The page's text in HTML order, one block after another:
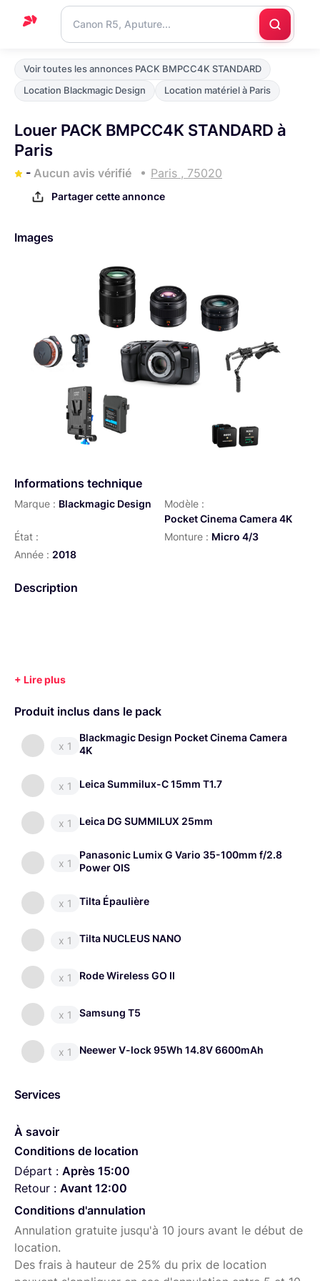
Accueil
Support
Nous
contacter
Voir toutes les annonces PACK BMPCC4K STANDARD
Location Blackmagic Design
Location matériel à Paris
Louer PACK BMPCC4K STANDARD à
Paris
- Aucun avis vérifié Paris , 75020
Partager cette annonce
Images
Informations technique
Marque : Blackmagic Design
Modèle :
Pocket Cinema Camera 4K
État :
Monture : Micro 4/3
Année : 2018
Description
Produit inclus dans le pack
x 1
Blackmagic Design Pocket Cinema Camera
4K
x 1 Leica Summilux-C 15mm T1.7
x 1 Leica DG SUMMILUX 25mm
x 1
Panasonic Lumix G Vario 35-100mm f/2.8
Power OIS
x 1 Tilta Épaulière
x 1 Tilta NUCLEUS NANO
x 1 Rode Wireless GO II
x 1 Samsung T5
x 1 Neewer V-lock 95Wh 14.8V 6600mAh
Services
À savoir
Conditions de location
Départ : Après 15:00
Retour : Avant 12:00
Conditions d'annulation
Annulation gratuite jusqu'à 10 jours avant le début de
location.
Des frais à hauteur de 25% du prix de location